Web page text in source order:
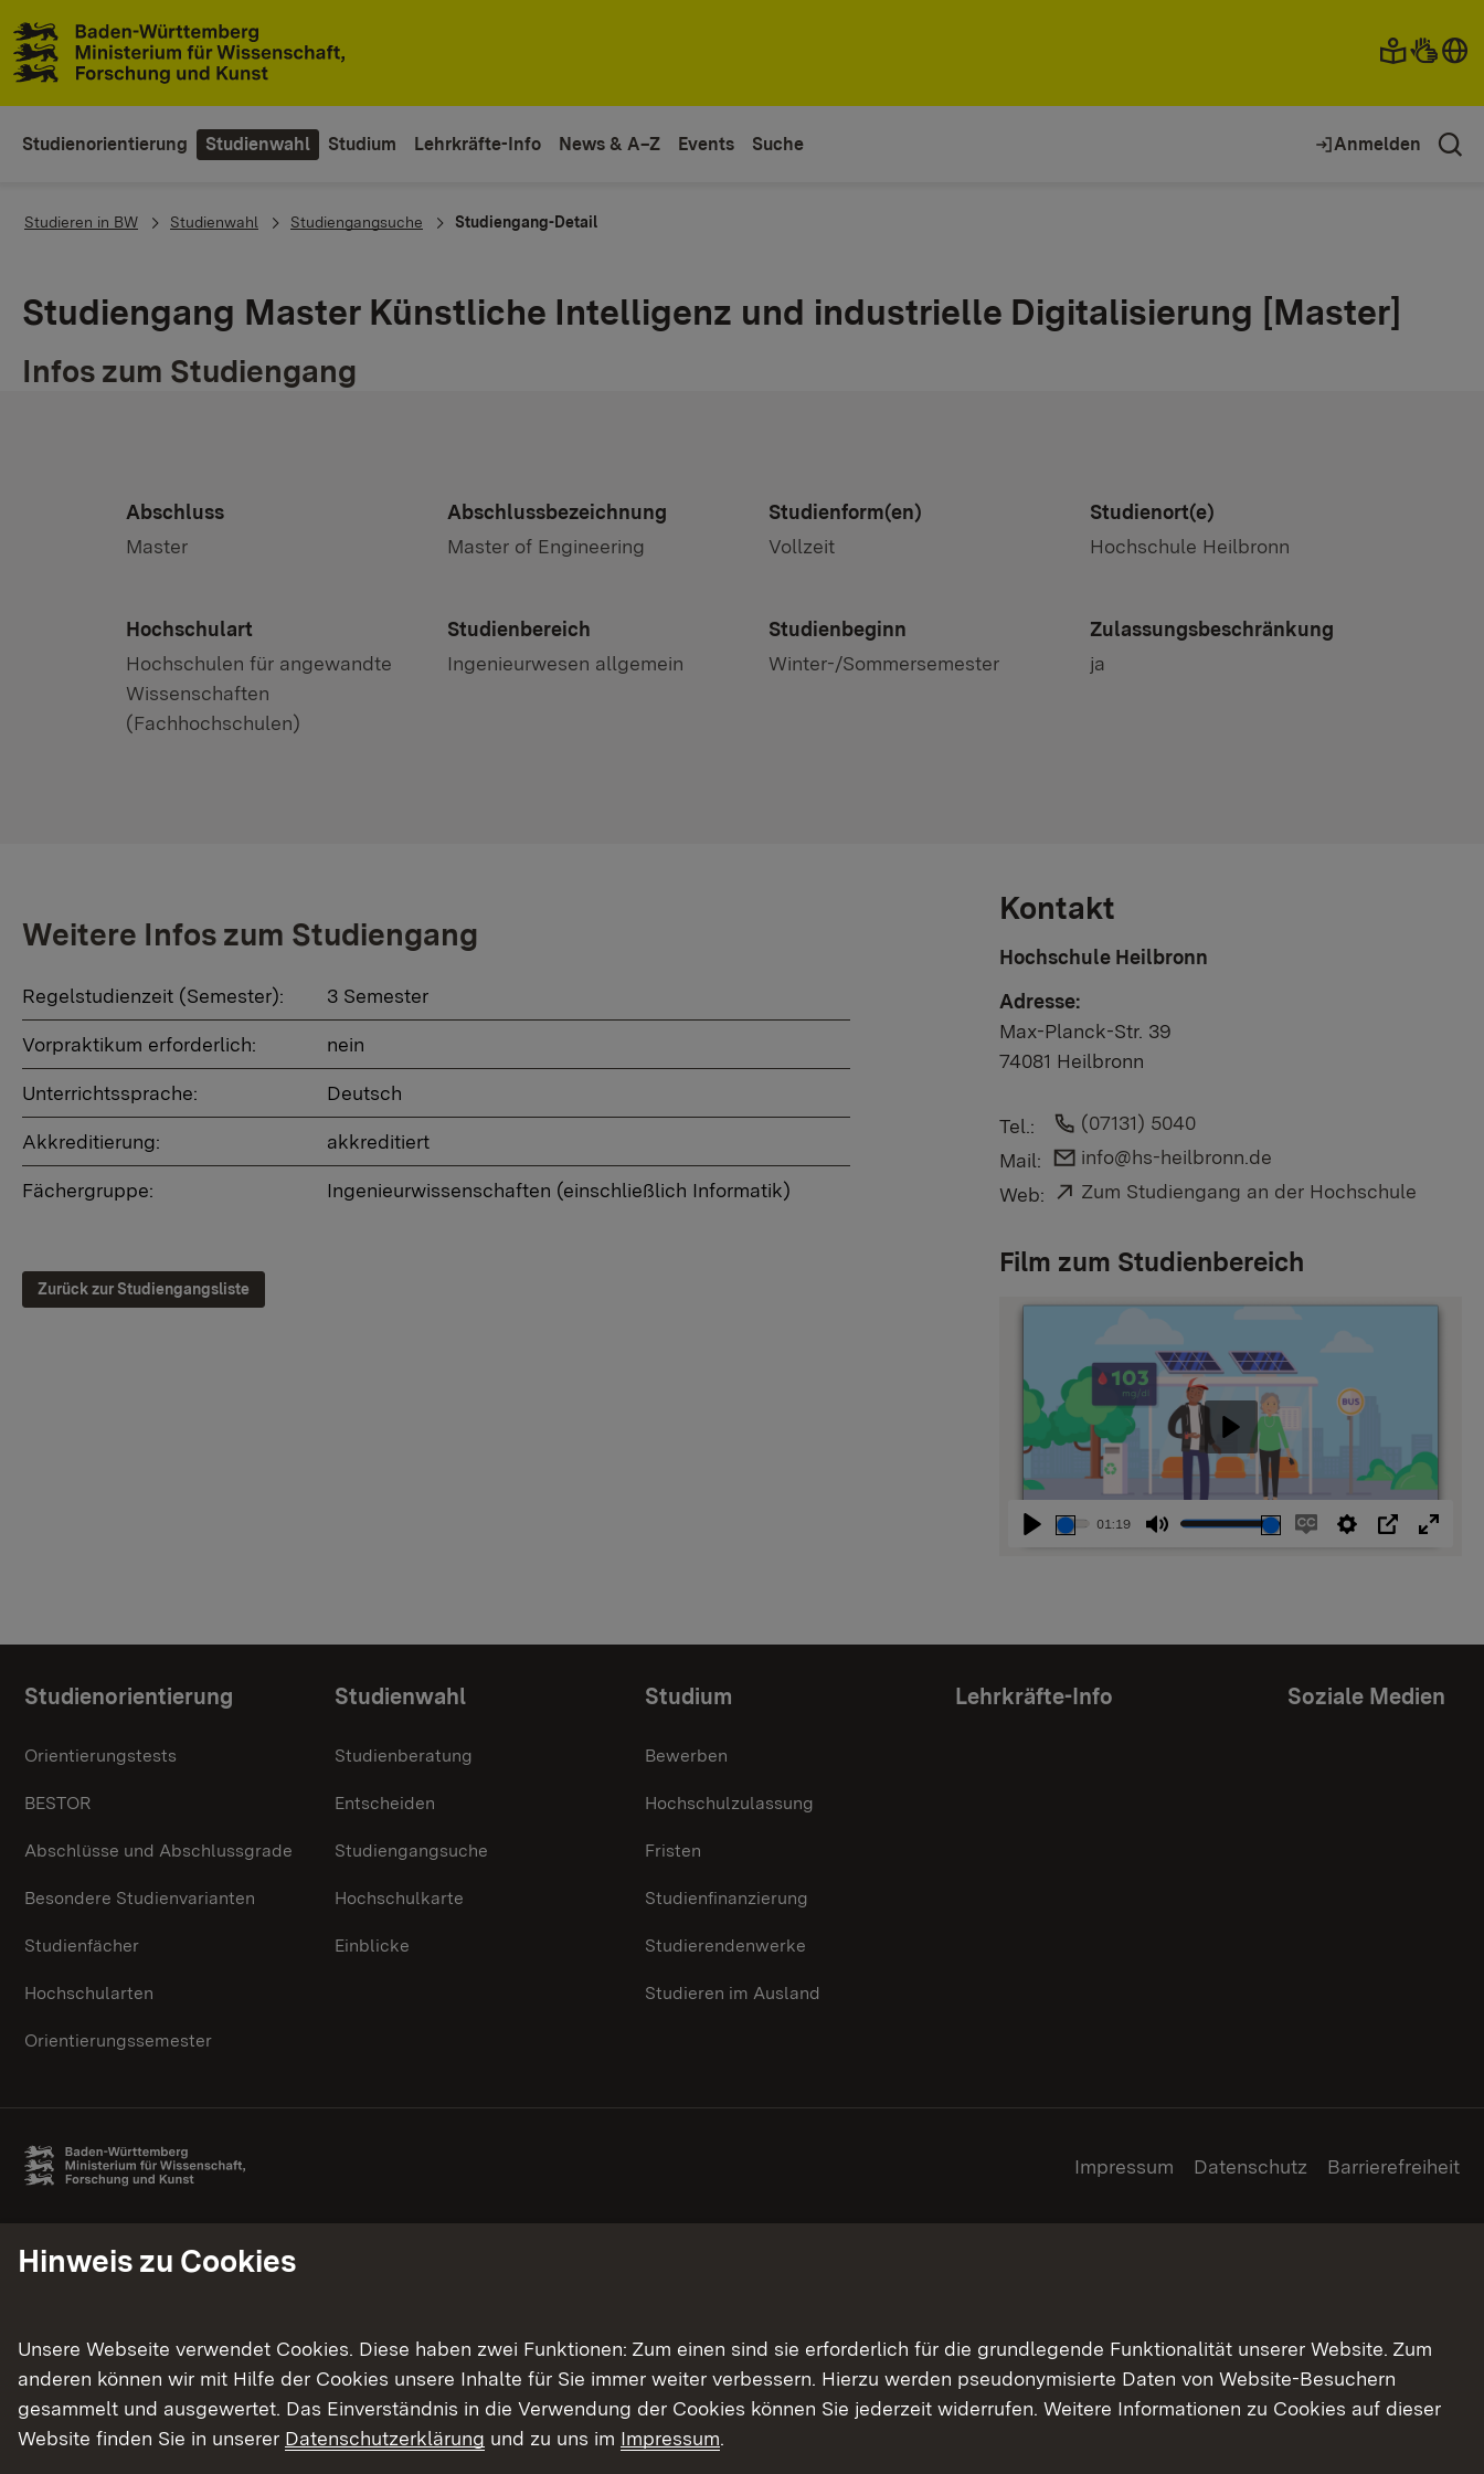
Studienorientierung Studienwahl Studium Lehrkräfte-Info News & A–Z Events Suche Anmelden
You are here:
Studieren in BW Studienwahl Studiengangsuche Studiengang-Detail
Studiengang Master Künstliche Intelligenz und industrielle Digitalisierung [Master]
Infos zum Studiengang
Abschluss
Master
Abschlussbezeichnung
Master of Engineering
Studienform(en)
Vollzeit
Studienort(e)
Hochschule Heilbronn
Hochschulart
Hochschulen für angewandte
Wissenschaften
(Fachhochschulen)
Studienbereich
Ingenieurwesen allgemein
Studienbeginn
Winter-/Sommersemester
Zulassungsbeschränkung
ja
Weitere Infos zum Studiengang
Regelstudienzeit (Semester): 3 Semester
Vorpraktikum erforderlich: nein
Unterrichtssprache: Deutsch
Akkreditierung: akkreditiert
Fächergruppe: Ingenieurwissenschaften (einschließlich Informatik)
Zurück zur Studiengangsliste
Kontakt
Hochschule Heilbronn
Adresse:
Max-Planck-Str. 39
74081 Heilbronn
Tel.: Link auf Telefonnummer:
(07131) 5040
Mail:
Link auf E-Mail:
info@hs-heilbronn.de
Web:
Externer Link:
Zum Studiengang an der Hochschule
Film zum Studienbereich
01:19
Abspielen
Themenübersicht
Studienorientierung
Orientierungstests
BESTOR
Abschlüsse und Abschlussgrade
Besondere Studienvarianten
Studienfächer
Hochschularten
Orientierungssemester
Studienwahl
Studienberatung
Entscheiden
Studiengangsuche
Hochschulkarte
Einblicke
Studium
Bewerben
Hochschulzulassung
Fristen
Studienfinanzierung
Studierendenwerke
Studieren im Ausland
Lehrkräfte-Info Soziale Medien
Impressum Datenschutz Barrierefreiheit
Hinweis zu Cookies
Unsere Webseite verwendet Cookies. Diese haben zwei Funktionen: Zum einen sind sie erforderlich für die grundlegende Funktionalität unserer Website. Zum
anderen können wir mit Hilfe der Cookies unsere Inhalte für Sie immer weiter verbessern. Hierzu werden pseudonymisierte Daten von Website-Besuchern
gesammelt und ausgewertet. Das Einverständnis in die Verwendung der Cookies können Sie jederzeit widerrufen. Weitere Informationen zu Cookies auf dieser
Website finden Sie in unserer Datenschutzerklärung und zu uns im Impressum.